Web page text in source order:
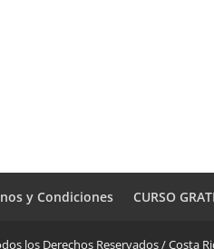
y Condiciones CURSO
los Derechos Reservados / Costa